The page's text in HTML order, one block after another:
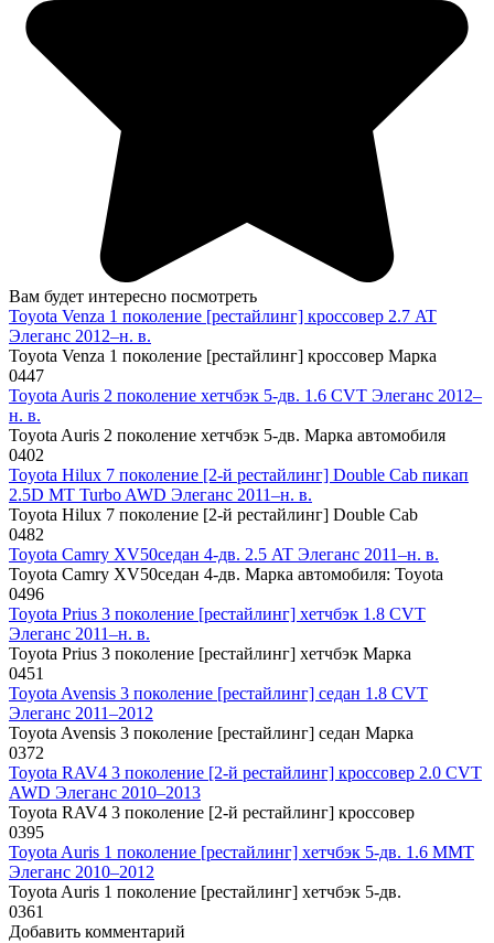
Вам будет интересно посмотреть
Toyota Venza 1 поколение [рестайлинг] кроссовер 2.7 AT
Элеганс 2012–н. в.
Toyota Venza 1 поколение [рестайлинг] кроссовер Марка
0447
Toyota Auris 2 поколение хетчбэк 5-дв. 1.6 CVT Элеганс 2012–
н. в.
Toyota Auris 2 поколение хетчбэк 5-дв. Марка автомобиля
0402
Toyota Hilux 7 поколение [2-й рестайлинг] Double Cab пикап
2.5D MT Turbo AWD Элеганс 2011–н. в.
Toyota Hilux 7 поколение [2-й рестайлинг] Double Cab
0482
Toyota Camry XV50седан 4-дв. 2.5 AT Элеганс 2011–н. в.
Toyota Camry XV50седан 4-дв. Марка автомобиля: Toyota
0496
Toyota Prius 3 поколение [рестайлинг] хетчбэк 1.8 CVT
Элеганс 2011–н. в.
Toyota Prius 3 поколение [рестайлинг] хетчбэк Марка
0451
Toyota Avensis 3 поколение [рестайлинг] седан 1.8 CVT
Элеганс 2011–2012
Toyota Avensis 3 поколение [рестайлинг] седан Марка
0372
Toyota RAV4 3 поколение [2-й рестайлинг] кроссовер 2.0 CVT
AWD Элеганс 2010–2013
Toyota RAV4 3 поколение [2-й рестайлинг] кроссовер
0395
Toyota Auris 1 поколение [рестайлинг] хетчбэк 5-дв. 1.6 MMT
Элеганс 2010–2012
Toyota Auris 1 поколение [рестайлинг] хетчбэк 5-дв.
0361
Добавить комментарий